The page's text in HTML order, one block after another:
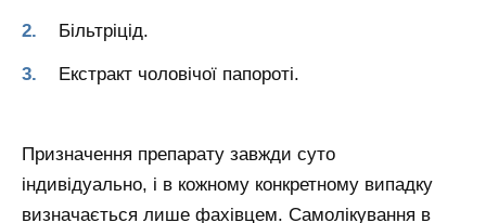
Більтріцід.
Екстракт чоловічої папороті.
Призначення препарату завжди суто
індивідуально, і в кожному конкретному випадку
визначається лише фахівцем. Самолікування в